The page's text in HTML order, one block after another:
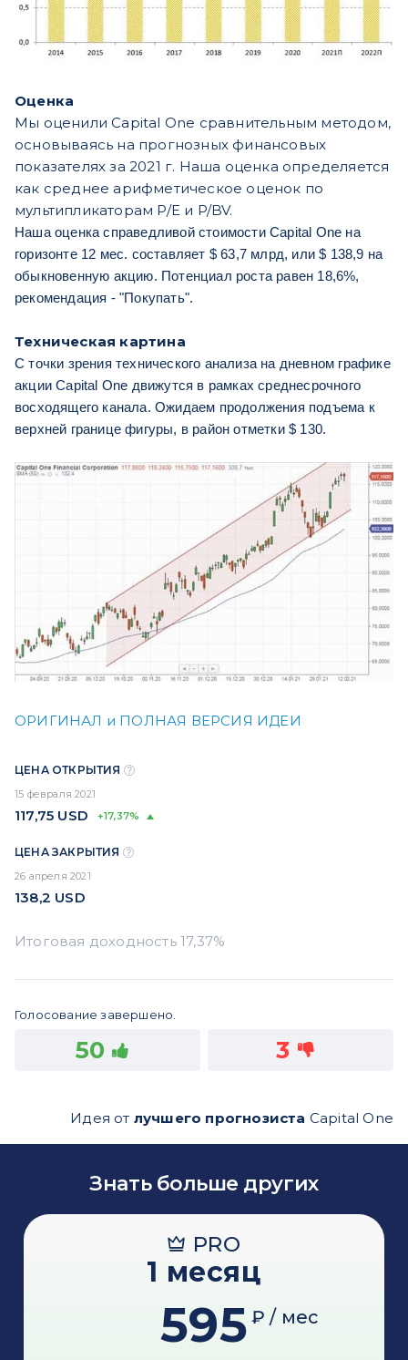
Оценка
Мы оценили Capital One сравнительным методом,
основываясь на прогнозных финансовых
показателях за 2021 г. Наша оценка определяется
как среднее арифметическое оценок по
мультипликаторам P/E и P/BV.
Наша оценка справедливой стоимости Capital One на
горизонте 12 мес. составляет $ 63,7 млрд, или $ 138,9 на
обыкновенную акцию. Потенциал роста равен 18,6%,
рекомендация - "Покупать".
Техническая картина
С точки зрения технического анализа на дневном графике
акции Capital One движутся в рамках среднесрочного
восходящего канала. Ожидаем продолжения подъема к
верхней границе фигуры, в район отметки $ 130.
ОРИГИНАЛ и ПОЛНАЯ ВЕРСИЯ ИДЕИ
ЦЕНА ОТКРЫТИЯ
15 февраля 2021
117,75 USD +17,37%
ЦЕНА ЗАКРЫТИЯ
26 апреля 2021
138,2 USD
Голосование завершено.
50 3
Идея от лучшего прогнозиста Capital One
Знать больше других
PRO
1 месяц
595 ₽ / мес